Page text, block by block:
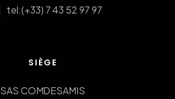
tel:(+33) 7 43 52 97 97
SIÈGE
SAS COMDESAMIS